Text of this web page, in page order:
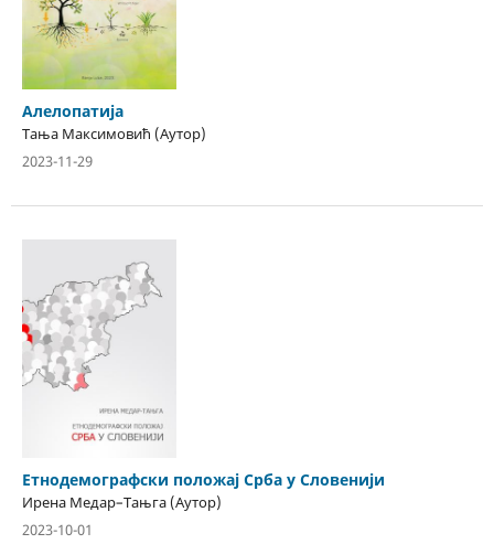
Алелопатија
Тања Максимовић (Аутор)
2023-11-29
Етнодемографски положај Срба у Словенији
Ирена Медар–Тањга (Аутор)
2023-10-01